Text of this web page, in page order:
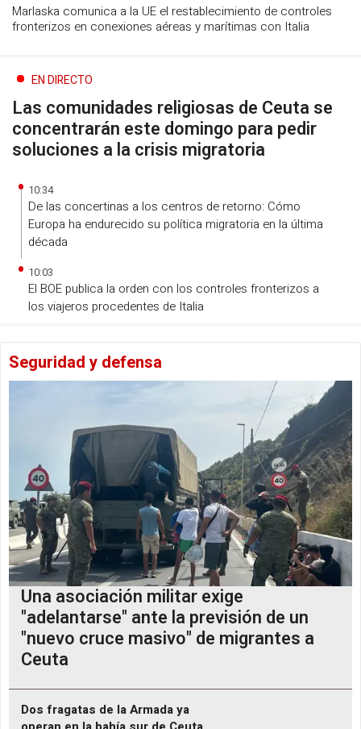
Marlaska comunica a la UE el restablecimiento de controles
fronterizos en conexiones aéreas y marítimas con Italia
EN DIRECTO
Las comunidades religiosas de Ceuta se
concentrarán este domingo para pedir
soluciones a la crisis migratoria
10:34
De las concertinas a los centros de retorno: Cómo
Europa ha endurecido su política migratoria en la última
década
10:03
El BOE publica la orden con los controles fronterizos a
los viajeros procedentes de Italia
Seguridad y defensa
Una asociación militar exige
"adelantarse" ante la previsión de un
"nuevo cruce masivo" de migrantes a
Ceuta
Dos fragatas de la Armada ya